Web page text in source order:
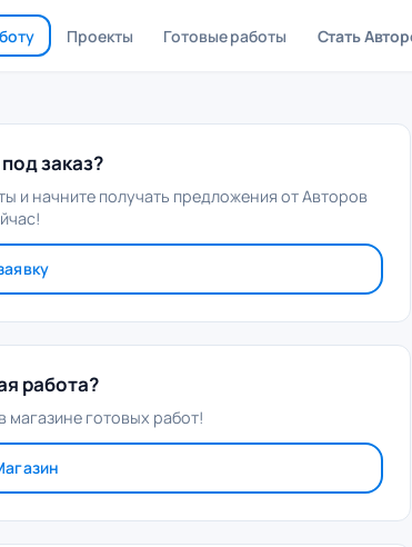
Проекты Готовые работы Стать
заказ?
и начните получать предложения от Авторов
работа?
готовых работ!